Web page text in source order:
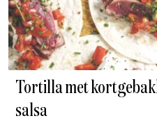
Tortilla met
salsa